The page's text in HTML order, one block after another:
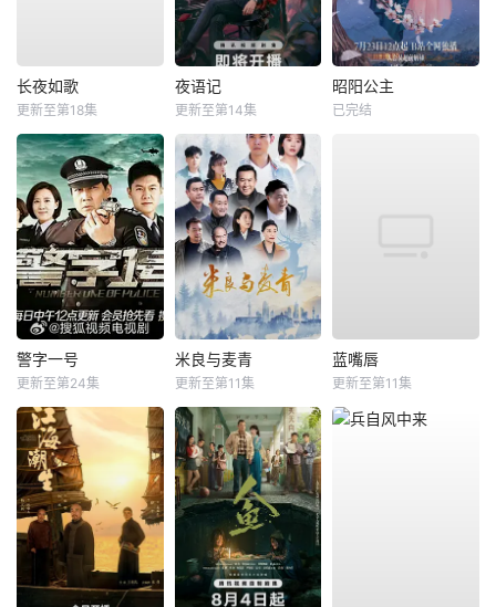
长夜如歌
更新至第18集
夜语记
更新至第14集
昭阳公主
已完结
警字一号
更新至第24集
米良与麦青
更新至第11集
蓝嘴唇
更新至第11集